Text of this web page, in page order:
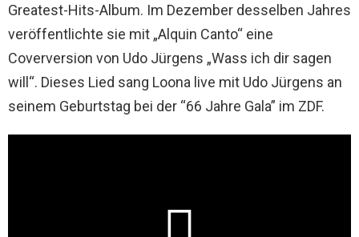
Greatest-Hits-Album. Im Dezember desselben Jahres
veröffentlichte sie mit „Alquin Canto“ eine
Coverversion von Udo Jürgens „Wass ich dir sagen
will“. Dieses Lied sang Loona live mit Udo Jürgens an
seinem Geburtstag bei der “66 Jahre Gala” im ZDF.